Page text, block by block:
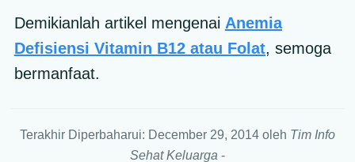
Demikianlah artikel mengenai Anemia
Defisiensi Vitamin B12 atau Folat, semoga
bermanfaat.
Terakhir Diperbaharui: December 29, 2014 oleh Tim Info
Sehat Keluarga -